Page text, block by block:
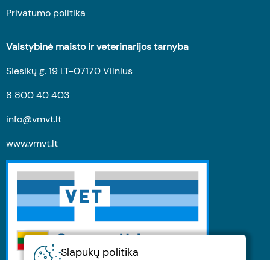
Slapukų politika
Privatumo politika
Valstybinė maisto ir veterinarijos tarnyba
Siesikų g. 19 LT-07170 Vilnius
8 800 40 403
info@vmvt.lt
www.vmvt.lt